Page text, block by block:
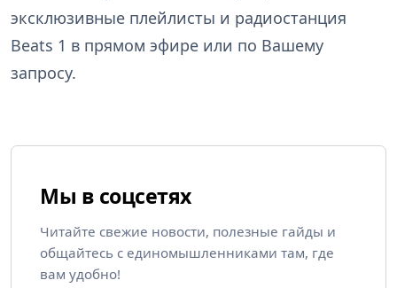
эксклюзивные плейлисты и радиостанция
Beats 1 в прямом эфире или по Вашему
запросу.
Мы в соцсетях
Читайте свежие новости, полезные гайды и
общайтесь с единомышленниками там, где
вам удобно!